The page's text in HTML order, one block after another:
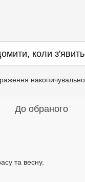
коли
До обраного
та весну.